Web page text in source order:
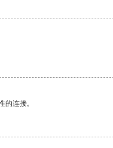
连接。